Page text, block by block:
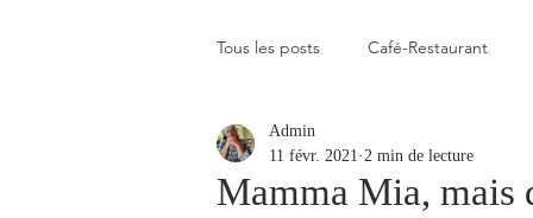
Tous les posts Café-Restaurant
Elevé
Mamma Mia, mais
Admin
11 févr. 2021 2 min de lecture